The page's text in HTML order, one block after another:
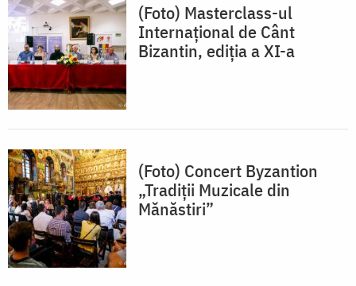
(Foto) Masterclass-ul
Internațional de Cânt
Bizantin, ediția a XI-a
(Foto) Concert Byzantion
„Tradiții Muzicale din
Mănăstiri”